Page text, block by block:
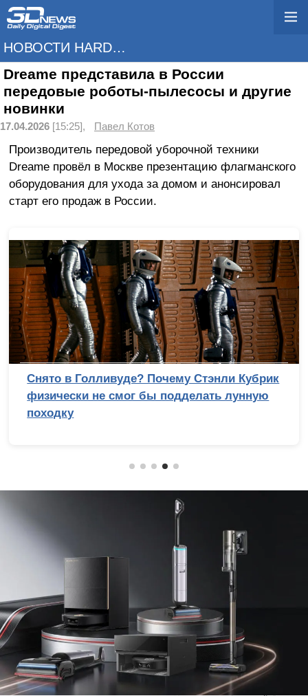
НОВОСТИ HARDWARE
Dreame представила в России
передовые роботы-пылесосы и другие
новинки
17.04.2026 [15:25], Павел Котов
Производитель передовой уборочной техники
Dreame провёл в Москве презентацию флагманского
оборудования для ухода за домом и анонсировал
старт его продаж в России.
Снято в Голливуде? Почему Стэнли Кубрик
физически не смог бы подделать лунную
походку